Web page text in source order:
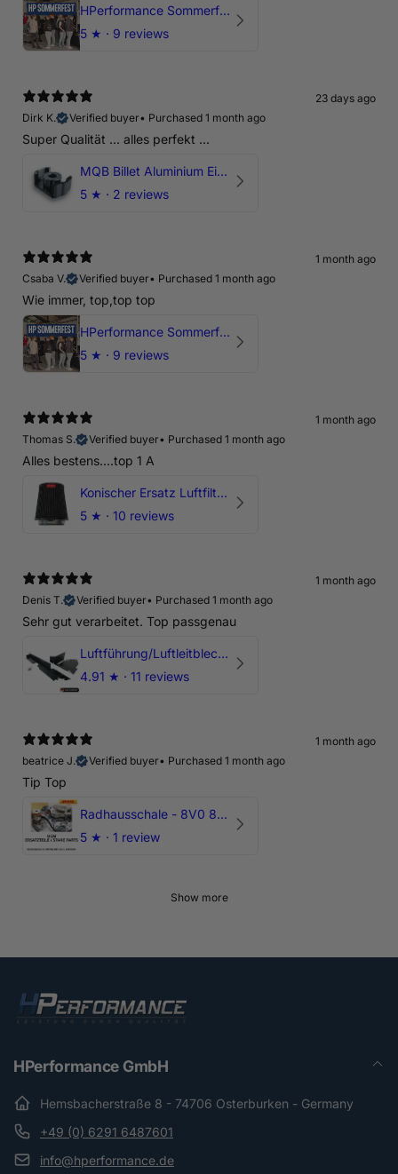
HPerformance Sommerfest 2026
5 ★ · 9 reviews
23 days ago
Dirk K.
Verified buyer• Purchased 1 month ago
Super Qualität ... alles perfekt ...
MQB Billet Aluminium Einsatz Drehmomentstütze - DOGBONE für Audi RS3, TTRS, RSQ3
5 ★ · 2 reviews
1 month ago
Csaba V.
Verified buyer• Purchased 1 month ago
Wie immer, top,top top
HPerformance Sommerfest 2026
5 ★ · 9 reviews
1 month ago
Thomas S.
Verified buyer• Purchased 1 month ago
Alles bestens....top 1 A
Konischer Ersatz Luftfilter Pilz - 4" & 5" Offene Ansaugung
5 ★ · 10 reviews
1 month ago
Denis T.
Verified buyer• Purchased 1 month ago
Sehr gut verarbeitet. Top passgenau
Luftführung/Luftleitblech 5" 125mm offene Ansaugung HPerformance
4.91 ★ · 11 reviews
1 month ago
beatrice J.
Verified buyer• Purchased 1 month ago
Tip Top
Radhausschale - 8V0 821 191 C - Original Ersatzteil für Audi RS3 Sportback
5 ★ · 1 review
Show more
HPerformance GmbH
Hemsbacherstraße 8 - 74706 Osterburken - Germany
+49 (0) 6291 6487601
info@hperformance.de